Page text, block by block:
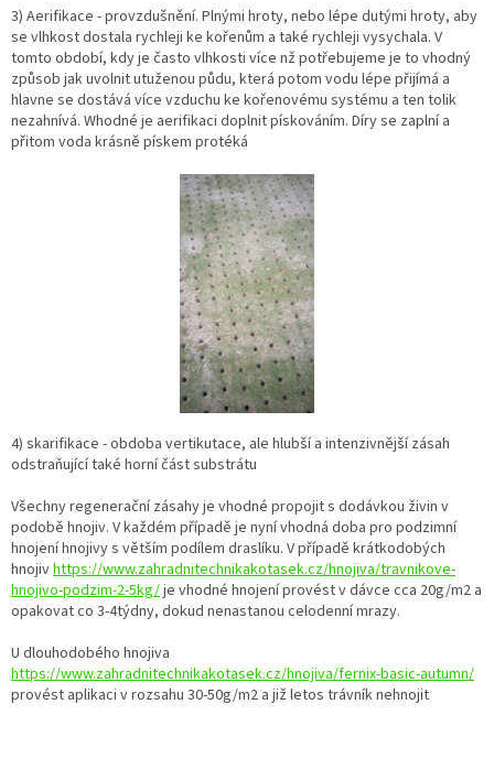
3) Aerifikace - provzdušnění. Plnými hroty, nebo lépe dutými hroty, aby
se vlhkost dostala rychleji ke kořenům a také rychleji vysychala. V
tomto období, kdy je často vlhkosti více nž potřebujeme je to vhodný
způsob jak uvolnit utuženou půdu, která potom vodu lépe přijímá a
hlavne se dostává více vzduchu ke kořenovému systému a ten tolik
nezahnívá. Whodné je aerifikaci doplnit pískováním. Díry se zaplní a
přitom voda krásně pískem protéká
4) skarifikace - obdoba vertikutace, ale hlubší a intenzivnější zásah
odstraňující také horní část substrátu
Všechny regenerační zásahy je vhodné propojit s dodávkou živin v
podobě hnojiv. V každém případě je nyní vhodná doba pro podzimní
hnojení hnojivy s větším podílem draslíku. V případě krátkodobých
hnojivhttps://www.zahradnitechnikakotasek.cz/hnojiva/travnikove-
hnojivo-podzim-2-5kg/je vhodné hnojení provést v dávce cca 20g/m2 a
opakovat co 3-4týdny, dokud nenastanou celodenní mrazy.
U dlouhodobého hnojiva
https://www.zahradnitechnikakotasek.cz/hnojiva/fernix-basic-autumn/
provést aplikaci v rozsahu 30-50g/m2 a již letos trávník nehnojit